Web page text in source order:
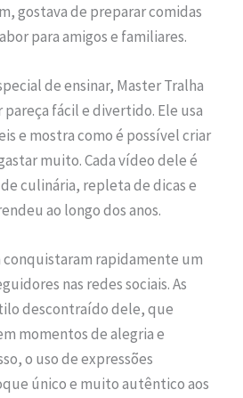
gostava de preparar comidas
para amigos e familiares.
de ensinar, Master Tralha
fácil e divertido. Ele usa
e mostra como é possível criar
muito. Cada vídeo dele é
culinária, repleta de dicas e
ao longo dos anos.
conquistaram rapidamente um
nas redes sociais. As
descontraído dele, que
momentos de alegria e
o uso de expressões
único e muito autêntico aos